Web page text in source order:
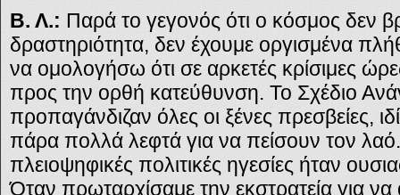
Β. Λ.: Παρά το γεγονός ότι ο κόσμος δεν
δραστηριότητα, δεν έχουμε οργισμένα
να ομολογήσω ότι σε αρκετές κρίσιμες
προς την ορθή κατεύθυνση. Το Σχέδιο
προπαγάνδιζαν όλες οι ξένες πρεσβείες,
πάρα πολλά λεφτά για να πείσουν τον
πλειοψηφικές πολιτικές ηγεσίες ήταν
Όταν πρωταρχίσαμε την εκστρατεία για να